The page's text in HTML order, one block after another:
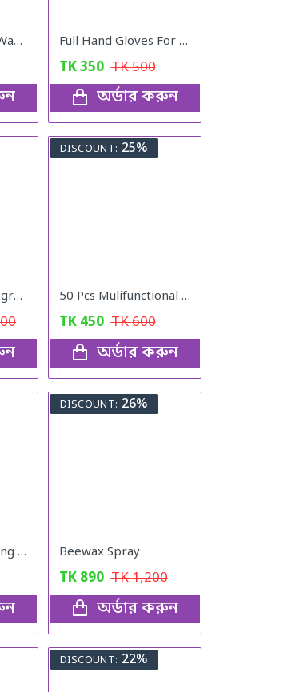
3 Layer Storeage Washroom Rack Full Hand Gloves For The Kitchen
TK350 TK500
অর্ডার করুন
Microfiber 360 Degree Regular Rotary/Spin Mop Floor Cleaning Mop
DISCOUNT: 25%
50 Pcs Mulifunctional Sunshade Net Fixing Clip
TK 450 TK600
অর্ডার করুন
4pcs phone charging bracket wall mounted holder
DISCOUNT: 26%
Beewax Spray
TK 890 TK1,200
অর্ডার করুন
DISCOUNT: 22%